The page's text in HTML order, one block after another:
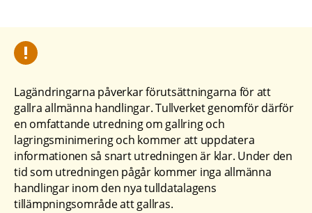
Lagändringarna påverkar förutsättningarna för att
gallra allmänna handlingar. Tullverket genomför därför
en omfattande utredning om gallring och
lagringsminimering och kommer att uppdatera
informationen så snart utredningen är klar. Under den
tid som utredningen pågår kommer inga allmänna
handlingar inom den nya tulldatalagens
tillämpningsområde att gallras.